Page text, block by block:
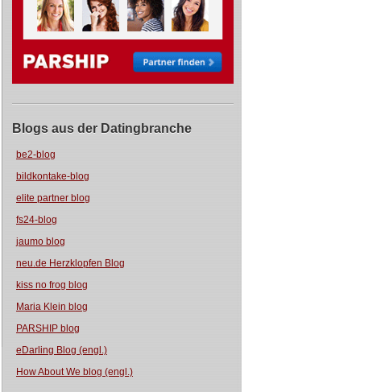
Blogs aus der Datingbranche
be2-blog
bildkontake-blog
elite partner blog
fs24-blog
jaumo blog
neu.de Herzklopfen Blog
kiss no frog blog
Maria Klein blog
PARSHIP blog
eDarling Blog (engl.)
How About We blog (engl.)